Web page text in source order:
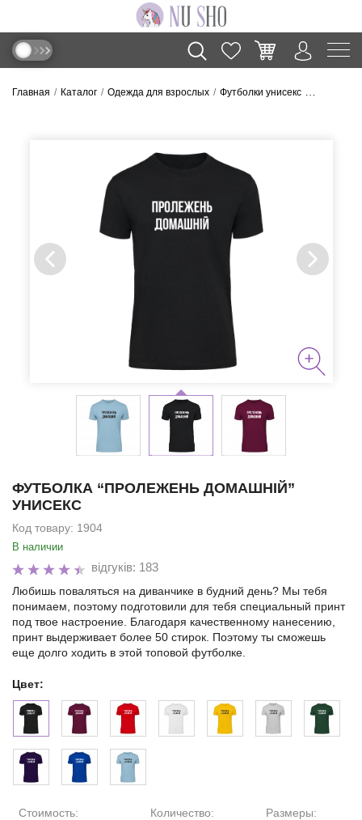
Главная Каталог Одежда для взрослых Футболки унисекс Футболка
ФУТБОЛКА “ПРОЛЕЖЕНЬ ДОМАШНІЙ”
УНИСЕКС
Код товару: 1904
В наличии
відгуків: 183
Любишь поваляться на диванчике в будний день? Мы тебя
понимаем, поэтому подготовили для тебя специальный принт
под твое настроение. Благодаря качественному нанесению,
принт выдерживает более 50 стирок. Поэтому ты сможешь
еще долго ходить в этой топовой футболке.
Цвет:
Стоимость: Количество:
Размеры: